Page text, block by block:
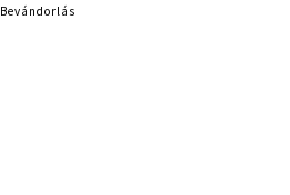
Bevándorlás